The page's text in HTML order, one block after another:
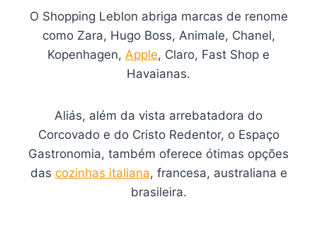
O Shopping Leblon abriga marcas de renome
como Zara, Hugo Boss, Animale, Chanel,
Kopenhagen, Apple, Claro, Fast Shop e
Havaianas.
Aliás, além da vista arrebatadora do
Corcovado e do Cristo Redentor, o Espaço
Gastronomia, também oferece ótimas opções
das cozinhas italiana, francesa, australiana e
brasileira.